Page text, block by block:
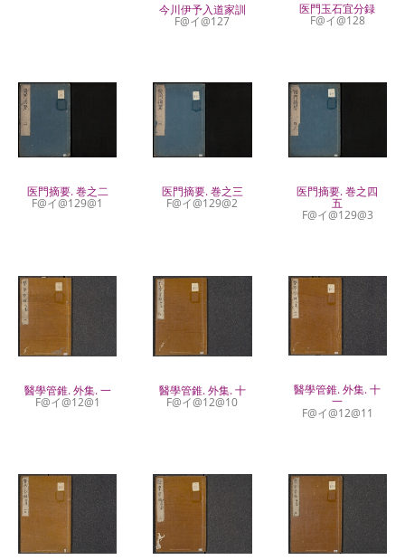
今川伊予入道家訓
F@イ@127
医門玉石宜分録
F@イ@128
医門摘要. 巻之二
F@イ@129@1
医門摘要. 巻之三
F@イ@129@2
医門摘要. 巻之四
五
F@イ@129@3
醫學管錐. 外集. 一
F@イ@12@1
醫學管錐. 外集. 十
F@イ@12@10
醫學管錐. 外集. 十
一
F@イ@12@11